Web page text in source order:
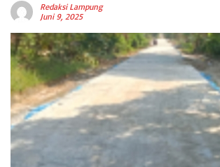
Redaksi Lampung
Juni 9, 2025